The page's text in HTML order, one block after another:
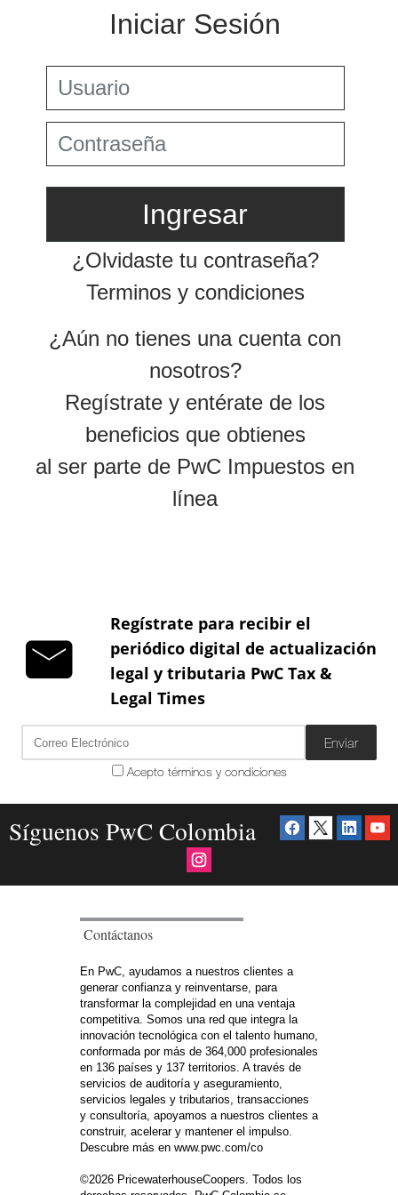
Jurisprudencia Corte Constitucional
Jurisprudencia Consejo de Estado
Estatuto Tributario
Años Anteriores
2024
2023
2021
2019
2018
Instructivos
Instructivo de
activación
Instructivo consulta
App
Instructivo consulta
Tax & Legal Times *
Home Tax & Legal Times
Personas naturales, Tributación internacional y
Derecho laboral y migratorio
Impuestos Territoriales, Litigios, Regimen
y adquisiciones
Impuesto sobre la renta, impuesto al patrimonio y
precios de la transferencia
IVA, Impuesto nacional al consumo GMF y otros
tributos
Boletines /Newsletter /信息推送
Especiales Reforma Tributaria
Doing Business in Colombia
Servicios Legales y Tributario +
Servicios legales
Regístrate para recibir el
periódico digital de actualización
legal y tributaria PwC Tax &
Legal Times
Enviar
Acepto términos y condiciones
Síguenos PwC Colombia
Contáctanos
En PwC, ayudamos a nuestros clientes a
generar confianza y reinventarse, para
transformar la complejidad en una ventaja
competitiva. Somos una red que integra la
innovación tecnológica con el talento humano,
conformada por más de 364,000 profesionales
en 136 países y 137 territorios. A través de
servicios de auditoría y aseguramiento,
servicios legales y tributarios, transacciones
y consultoría, apoyamos a nuestros clientes a
construir, acelerar y mantener el impulso.
Descubre más en www.pwc.com/co
©2026 PricewaterhouseCoopers. Todos los